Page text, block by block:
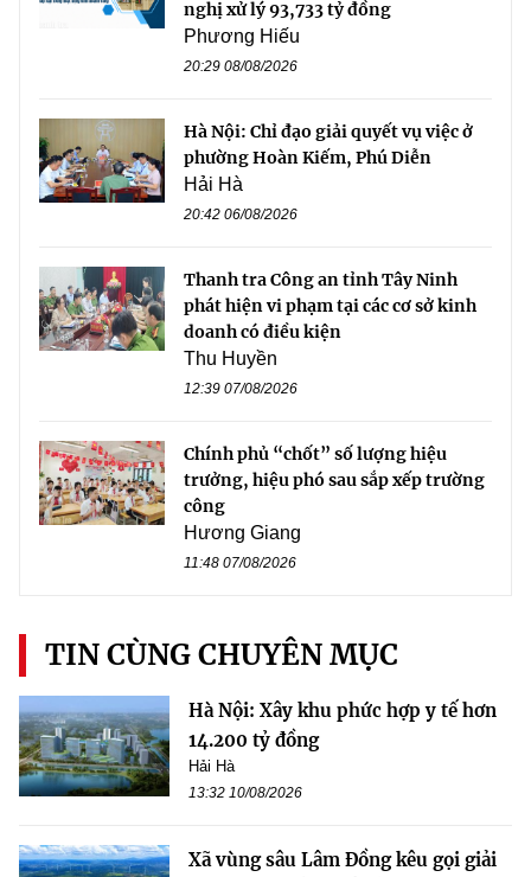
nghị xử lý 93,733 tỷ đồng
Phương Hiếu
20:29 08/08/2026
Hà Nội: Chỉ đạo giải quyết vụ việc ở
phường Hoàn Kiếm, Phú Diễn
Hải Hà
20:42 06/08/2026
Thanh tra Công an tỉnh Tây Ninh
phát hiện vi phạm tại các cơ sở kinh
doanh có điều kiện
Thu Huyền
12:39 07/08/2026
Chính phủ “chốt” số lượng hiệu
trưởng, hiệu phó sau sắp xếp trường
công
Hương Giang
11:48 07/08/2026
TIN CÙNG CHUYÊN MỤC
Hà Nội: Xây khu phức hợp y tế hơn
14.200 tỷ đồng
Hải Hà
13:32 10/08/2026
Xã vùng sâu Lâm Đồng kêu gọi giải